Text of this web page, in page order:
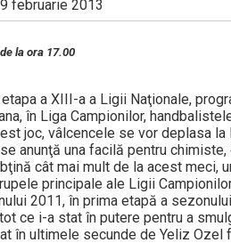
februarie 2013
la ora 17.00
a XIII-a a Ligii Naţionale,
în Liga Campionilor,
joc, vâlcencele se vor deplasa
anunţă una facilă pentru
cât mai mult de la acest meci,
principale ale Ligii
2011, în prima etapă a
ce i-a stat în putere pentru a
în ultimele secunde de Yeliz